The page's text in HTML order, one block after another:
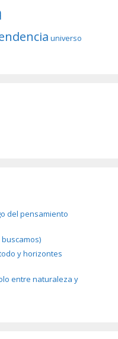
universo
del pensamiento
y horizontes
entre naturaleza y